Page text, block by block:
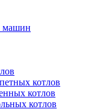
машин
котлов
котлов
котлов